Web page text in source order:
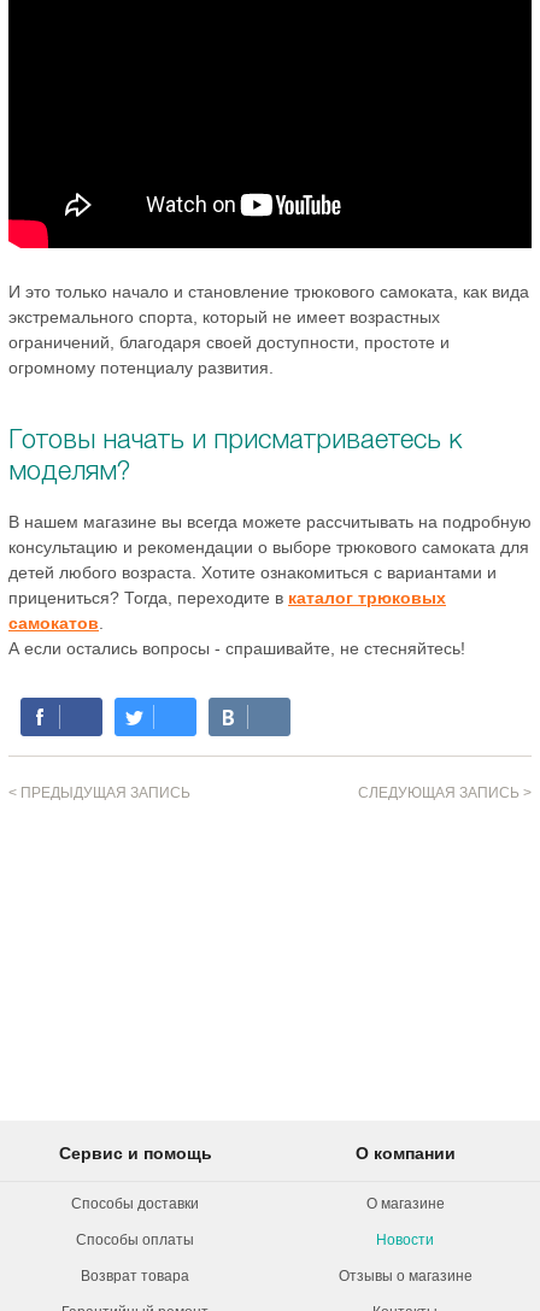
И это только начало и становление трюкового самоката, как вида
экстремального спорта, который не имеет возрастных
ограничений, благодаря своей доступности, простоте и
огромному потенциалу развития.
Готовы начать и присматриваетесь к
моделям?
В нашем магазине вы всегда можете рассчитывать на подробную
консультацию и рекомендации о выборе трюкового самоката для
детей любого возраста. Хотите ознакомиться с вариантами и
прицениться? Тогда, переходите в каталог трюковых
самокатов.
А если остались вопросы - спрашивайте, не стесняйтесь!
< ПРЕДЫДУЩАЯ ЗАПИСЬ СЛЕДУЮЩАЯ ЗАПИСЬ >
Сервис и помощь
Способы доставки
Способы оплаты
Возврат товара
О компании
О магазине
Новости
Отзывы о магазине